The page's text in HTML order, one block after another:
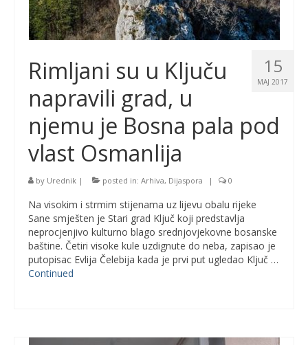
15
MAJ 2017
Rimljani su u Ključu
napravili grad, u
njemu je Bosna pala pod
vlast Osmanlija
by Urednik | posted in: Arhiva, Dijaspora | 0
Na visokim i strmim stijenama uz lijevu obalu rijeke
Sane smješten je Stari grad Ključ koji predstavlja
neprocjenjivo kulturno blago srednjovjekovne bosanske
baštine. Četiri visoke kule uzdignute do neba, zapisao je
putopisac Evlija Čelebija kada je prvi put ugledao Ključ …
Continued